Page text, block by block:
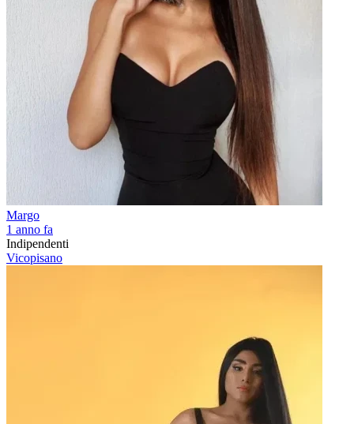
Margo
1 anno fa
Indipendenti
Vicopisano